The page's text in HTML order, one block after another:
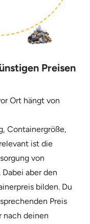
Preisen
Ort hängt von
Containergröße,
ist die
von
aber den
bilden. Du
Preis
nach deinen